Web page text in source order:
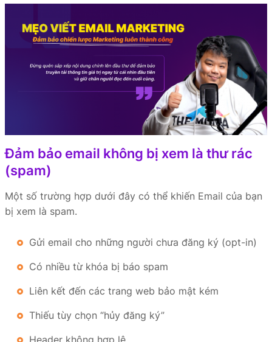
Đảm bảo email không bị xem là thư rác
(spam)
Một số trường hợp dưới đây có thể khiến Email của bạn
bị xem là spam.
Gửi email cho những người chưa đăng ký (opt-in)
Có nhiều từ khóa bị báo spam
Liên kết đến các trang web bảo mật kém
Thiếu tùy chọn “hủy đăng ký”
Header không hợp lệ